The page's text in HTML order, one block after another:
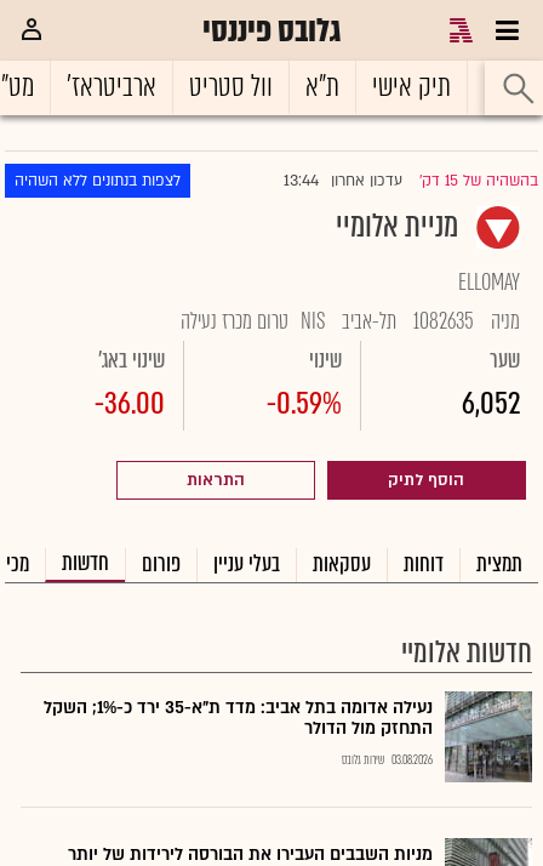
גלובס פיננסי
ראשי תיק אישי ת"א וול סטריט ארביטראז'
בהשהיה של 15 דק' |עדכון אחרון 13:44 לצפות בנתונים ללא השהיה
מניית אלומיי
ELLOMAY
מניה
1082635 תל-אביב NIS טרום מכרז נעילה
שער
6,052
שינוי
-0.59%
שינוי באג'
-36.00
הוסף לתיק התראות
תמצית דוחות עסקאות בעלי עניין פורום חדשות
חדשות אלומיי
נעילה אדומה בתל אביב: מדד ת"א-35 ירד כ-1%; השקל
התחזק מול הדולר
03.08.2026 שירות גלובס
מניות השבבים העבירו את הבורסה לירידות של יותר